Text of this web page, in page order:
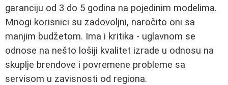
garanciju od 3 do 5 godina na pojedinim modelima.
Mnogi korisnici su zadovoljni, naročito oni sa
manjim budžetom. Ima i kritika - uglavnom se
odnose na nešto lošiji kvalitet izrade u odnosu na
skuplje brendove i povremene probleme sa
servisom u zavisnosti od regiona.